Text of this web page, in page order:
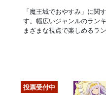
「魔王城でおやすみ」に関
す。幅広いジャンルのラン
まざまな視点で楽しめるラ